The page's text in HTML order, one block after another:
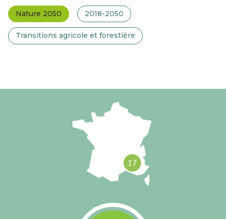
Nature 2050 2018-2050
Transitions agricole et forestière